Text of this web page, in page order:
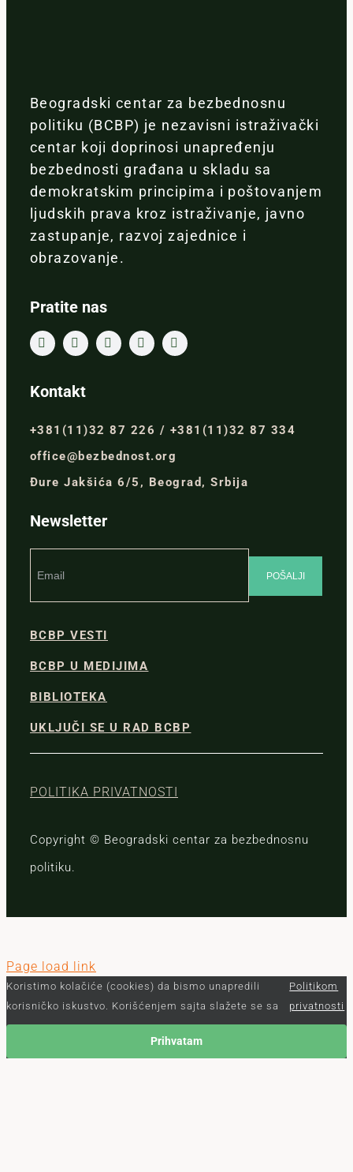
Beogradski centar za bezbednosnu
politiku (BCBP) je nezavisni istraživački
centar koji doprinosi unapređenju
bezbednosti građana u skladu sa
demokratskim principima i poštovanjem
ljudskih prava kroz istraživanje, javno
zastupanje, razvoj zajednice i
obrazovanje.
Pratite nas
Kontakt
+381(11)32 87 226 / +381(11)32 87 334
office@bezbednost.org
Đure Jakšića 6/5, Beograd, Srbija
Newsletter
BCBP VESTI
BCBP U MEDIJIMA
BIBLIOTEKA
UKLJUČI SE U RAD BCBP
POLITIKA PRIVATNOSTI
Copyright © Beogradski centar za bezbednosnu
politiku.
Page load link
Koristimo kolačiće (cookies) da bismo unapredili
korisničko iskustvo. Korišćenjem sajta slažete se sa
Politikom
privatnosti
Prihvatam